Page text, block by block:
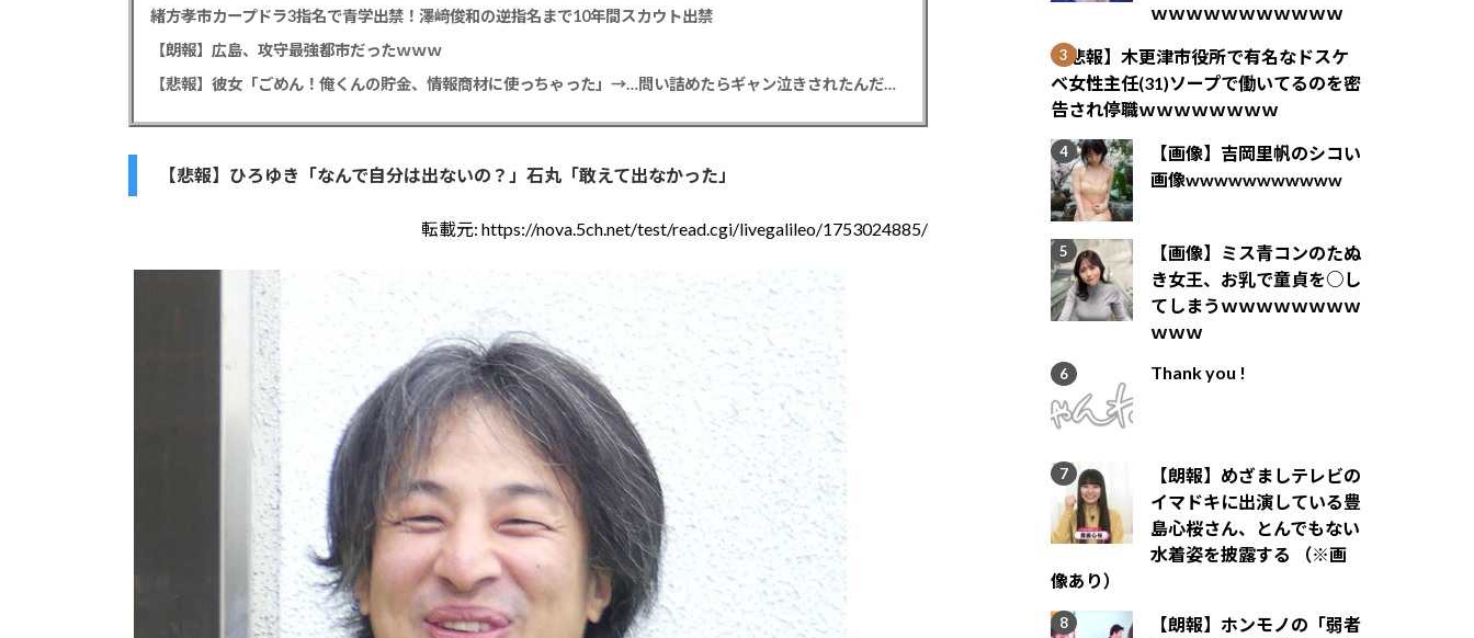
緒方孝市カープドラ3指名で青学出禁！澤﨑俊和の逆指名まで10年間スカウト出禁
【朗報】広島、攻守最強都市だったｗｗｗ
【悲報】彼女「ごめん！俺くんの貯金、情報商材に使っちゃった」→…問い詰めたらギャン泣きされたんだが俺が悪いのか？
【悲報】ひろゆき「なんで自分は出ないの？」石丸「敢えて出なかった」
転載元:https://nova.5ch.net/test/read.cgi/livegalileo/1753024885/
ｗｗｗｗｗｗｗｗｗｗｗ
【悲報】木更津市役所で有名なドスケ
ベ女性主任(31)ソープで働いてるのを密
告され停職ｗｗｗｗｗｗｗｗ
【画像】吉岡里帆のシコい
画像wwwwwwwwwww
【画像】ミス青コンのたぬ
き女王、お乳で童貞を○し
てしまうｗｗｗｗｗｗｗｗ
ｗｗｗ
Thank you !
【朗報】めざましテレビの
イマドキに出演している豊
島心桜さん、とんでもない
水着姿を披露する （※画
像あり）
【朗報】ホンモノの「弱者